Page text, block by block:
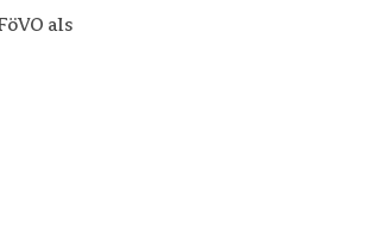
als